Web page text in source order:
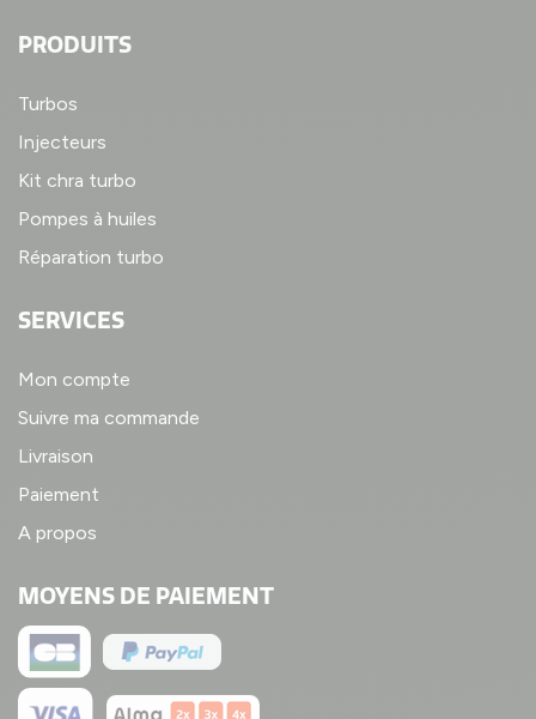
PRODUITS
Turbos
Injecteurs
Kit chra turbo
Pompes à huiles
Réparation turbo
SERVICES
Mon compte
Suivre ma commande
Livraison
Paiement
A propos
MOYENS DE PAIEMENT